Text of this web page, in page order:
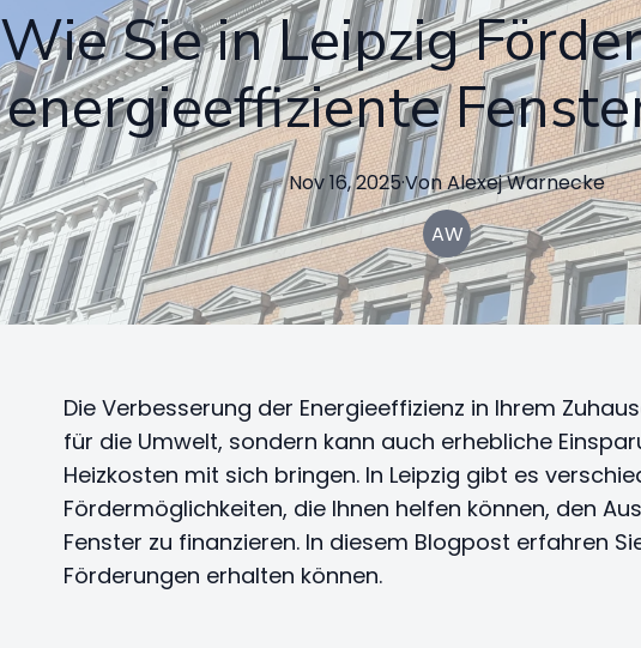
Wie Sie in Leipzig
energieeffiziente
Nov 16, 2025·VonAlexejWarnecke
AW
Die Verbesserung der Energieeffizienz in Ihrem
für die Umwelt, sondern kann auch erhebliche
Heizkosten mit sich bringen. In Leipzig gibt es
Fördermöglichkeiten, die Ihnen helfen können, den
Fenster zu finanzieren. In diesem Blogpost erfahren
Förderungen erhalten können.